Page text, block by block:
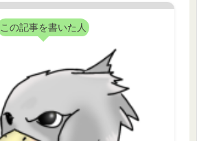
この記事を書いた人